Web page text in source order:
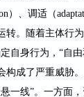
）、调适（
。随着主体行
自身行为，“自
成了严重威胁
一线”。一方面